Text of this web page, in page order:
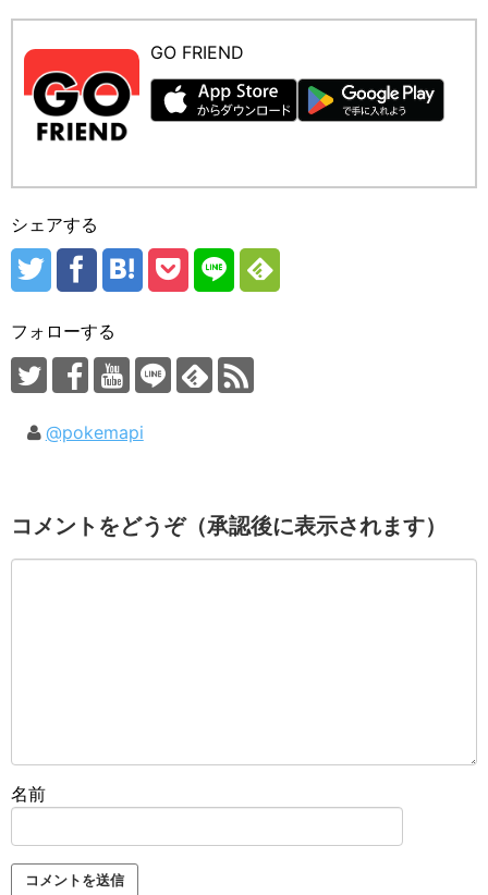
GO FRIEND
シェアする
フォローする
@pokemapi
コメントをどうぞ（承認後に表示されます）
名前